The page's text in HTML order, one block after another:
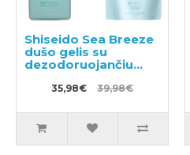
Shiseido Sea Breeze
dušo gelis su
dezodoruojančiu
užpildas 400ml
35,98€ 39,98€